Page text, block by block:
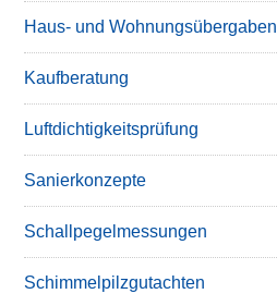
Haus- und Wohnungsübergaben
Kaufberatung
Luftdichtigkeitsprüfung
Sanierkonzepte
Schallpegelmessungen
Schimmelpilzgutachten